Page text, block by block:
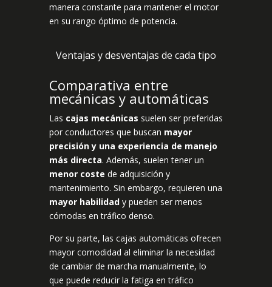
manera constante para mantener el motor
en su rango óptimo de potencia.
Ventajas y desventajas de cada tipo
Comparativa entre
mecánicas y automáticas
Las cajas mecánicas suelen ser preferidas
por conductores que buscan mayor
precisión y una experiencia de manejo
más directa. Además, suelen tener un
menor coste de adquisición y
mantenimiento. Sin embargo, requieren una
mayor habilidady pueden ser menos
cómodas en tráfico denso.
Por su parte, las cajas automáticas ofrecen
mayor comodidad al eliminar la necesidad
de cambiar de marcha manualmente, lo
que puede reducir la fatiga en tráfico